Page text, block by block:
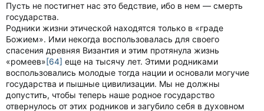
Пусть не постигнет нас это бедствие, ибо в нем — смерть
государства.
Родники жизни этической находятся только в «граде
Божием». Ими некогда воспользовалась для своего
спасения древняя Византия и этим протянула жизнь
«ромеев»[64] еще на тысячу лет. Этими родниками
воспользовались молодые тогда нации и основали могучие
государства и пышные цивилизации. Мы не должны
допустить, чтобы теперь наше родное государство
отвернулось от этих родников и загубило себя в духовном